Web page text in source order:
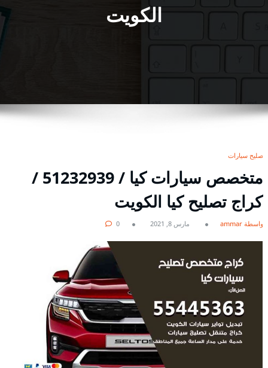
الكويت
تصليح سيارات
متخصص سيارات كيا / 51232939‬ /
كراج تصليح كيا الكويت
بواسطة ammar مارس 8, 2021 0